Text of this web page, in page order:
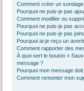
Comment créer un
Pourquoi ne puis-je pas
Comment modifier ou
Pourquoi ne puis-je pas
Pourquoi ne puis-je pas
Pourquoi ai-je reçu un
Comment rapporter des
À quoi sert le bouton «
message ?
Pourquoi mon message
Comment remonter mon